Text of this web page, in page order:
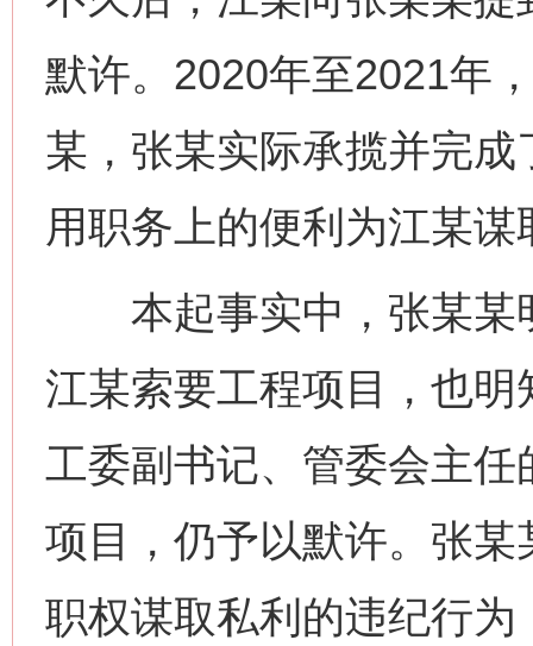
默许。2020年至2021年
某，张某实际承揽并完
用职务上的便利为江某谋
本起事实中，张某某
江某索要工程项目，也
工委副书记、管委会主
项目，仍予以默许。张
职权谋取私利的违纪行